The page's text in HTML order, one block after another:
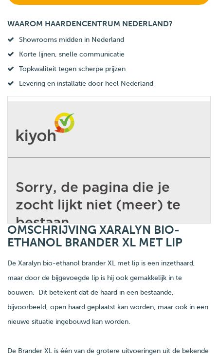
WAAROM HAARDENCENTRUM NEDERLAND?
Showrooms midden in Nederland
Korte lijnen, snelle communicatie
Topkwaliteit tegen scherpe prijzen
Levering en installatie door heel Nederland
OMSCHRIJVING XARALYN BIO-
ETHANOL BRANDER XL MET LIP
De Xaralyn bio-ethanol brander XL met lip is een inzethaard,
maar door de bijgevoegde lip is hij ook gemakkelijk in te
bouwen. Dit betekent dat de haard in een bestaande,
bijvoorbeeld, open haard geplaatst kan worden, maar ook in een
nieuwe situatie ingebouwd kan worden.
De Brander XL is één van de grotere uitvoeringen uit de bekende